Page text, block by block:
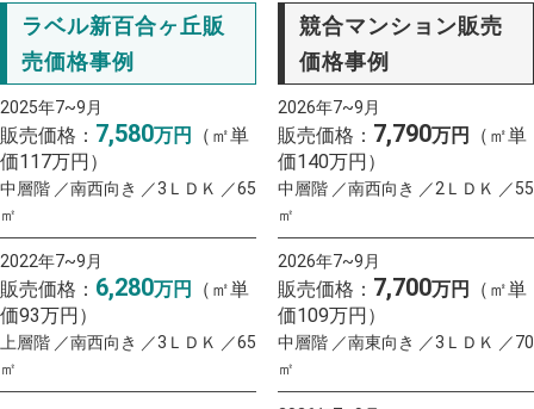
ラベル新百合ヶ丘販
売価格事例
2025年7~9月
販売価格： 7,580万円
（㎡単
価117万円）
中層階 ／南西向き ／3ＬＤＫ ／65
㎡
2022年7~9月
販売価格： 6,280万円
（㎡単
価93万円）
上層階 ／南西向き ／3ＬＤＫ ／65
㎡
競合マンション販売
価格事例
2026年7~9月
販売価格： 7,790万円
（㎡単
価140万円）
中層階 ／南西向き ／2ＬＤＫ ／55
㎡
2026年7~9月
販売価格： 7,700万円
（㎡単
価109万円）
中層階 ／南東向き ／3ＬＤＫ ／70
㎡